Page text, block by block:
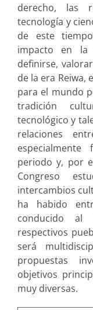
derecho, las
tecnología y
de este
impacto en la
definirse,
de la era Reiwa,
para el mundo
tradición
tecnológico y
relaciones
periodo y, por
Congreso
intercambios
ha habido
conducido al
respectivos
será
propuestas
objetivos
muy diversas.